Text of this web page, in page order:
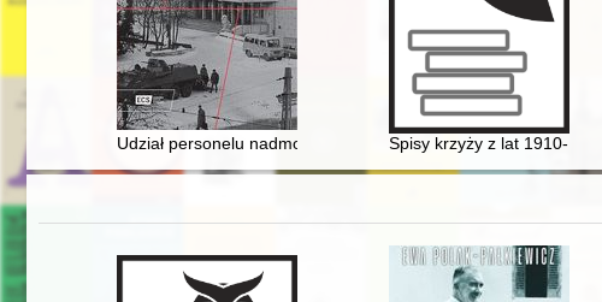
Udział personelu nadmorskich Brygad Wojsk Ochrony
Spisy krzyży z lat 1910-